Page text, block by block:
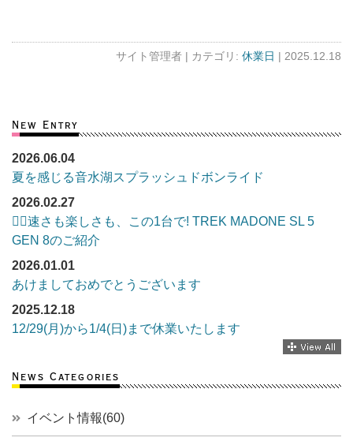
サイト管理者 | カテゴリ: 休業日 | 2025.12.18
New Entry
2026.06.04
夏を感じる音水湖スプラッシュドボンライド
2026.02.27
🚴‍♂️速さも楽しさも、この1台で! TREK MADONE SL 5
GEN 8のご紹介
2026.01.01
あけましておめでとうございます
2025.12.18
12/29(月)から1/4(日)まで休業いたします
News Categories
イベント情報(60)